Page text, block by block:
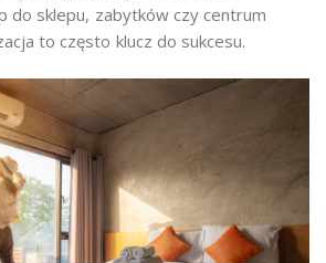
do sklepu, zabytków czy centrum
to często klucz do sukcesu.